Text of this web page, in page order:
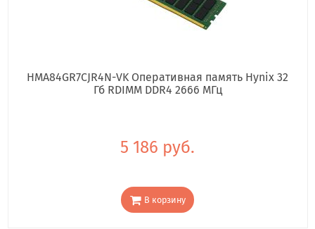
HMA84GR7CJR4N-VK Оперативная память Hynix 32
Гб RDIMM DDR4 2666 МГц
5 186 руб.
В корзину